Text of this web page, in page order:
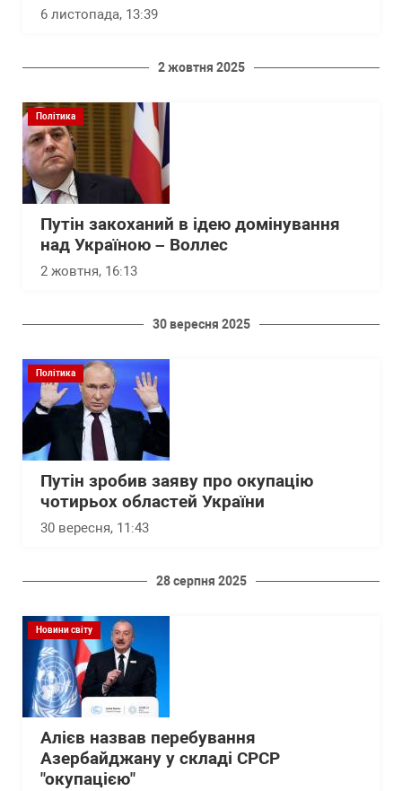
6 листопада, 13:39
2 жовтня 2025
Політика
Путін закоханий в ідею домінування
над Україною – Воллес
2 жовтня, 16:13
30 вересня 2025
Політика
Путін зробив заяву про окупацію
чотирьох областей України
30 вересня, 11:43
28 серпня 2025
Новини світу
Алієв назвав перебування
Азербайджану у складі СРСР
"окупацією"